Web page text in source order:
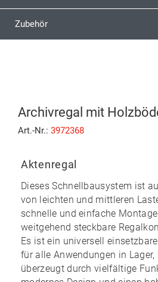
Zubehör
Archivregal mit
Art.-Nr.: 3972368
Aktenregal
Dieses Schnellbausystem ist
von leichten und mittleren
schnelle und einfache Montage
weitgehend steckbare
Es ist ein universell
für alle Anwendungen in
überzeugt durch vielfältige